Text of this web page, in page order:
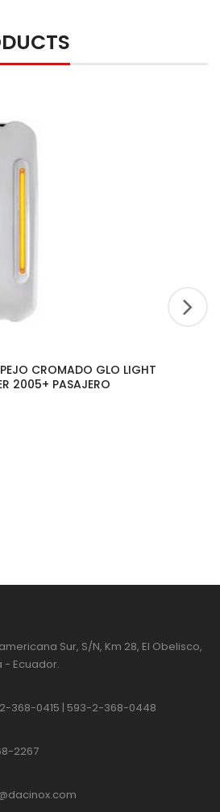
CROMADO GLO LIGHT
2005+ PASAJERO
Sur, S/N, Km 28, El Obelisco,
- Ecuador.
368-0415 | 593-2-368-0448
2267